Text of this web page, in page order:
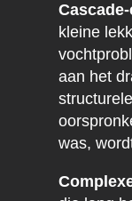
kleine
aan het
was,